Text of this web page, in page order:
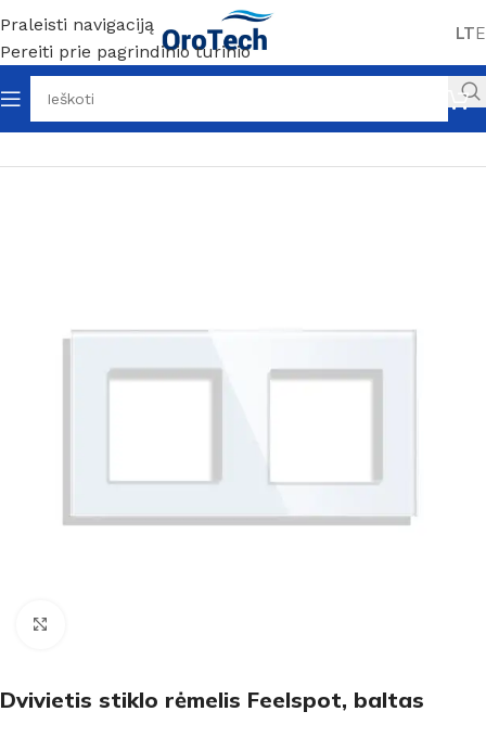
Praleisti navigaciją
Pereiti prie pagrindinio turinio
LT
Pradžia Be kategorijos
Dvivietis stiklo rėmelis Feelspot, baltas